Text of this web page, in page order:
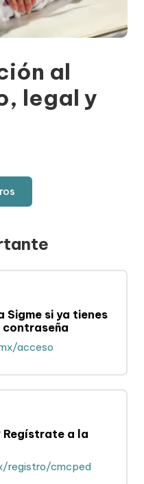
al
legal y
si ya tienes
contraseña
acceso
Regístrate a la
registro/cmcped